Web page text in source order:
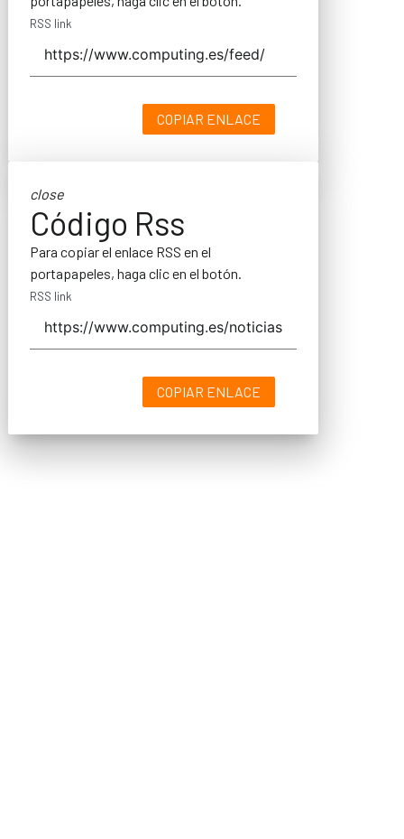
RSS link
COPIAR ENLACE
close
Código Rss
Para copiar el enlace RSS en el
portapapeles, haga clic en el botón.
RSS link
COPIAR ENLACE